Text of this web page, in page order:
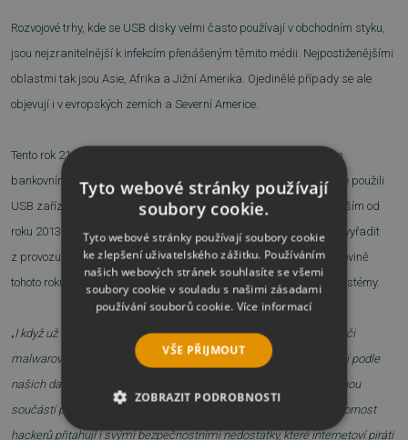
Rozvojové trhy, kde se USB disky velmi často používají v obchodním styku,
jsou nejzranitelnější k infekcím přenášeným těmito médii. Nejpostiženějšími
oblastmi tak jsou Asie, Afrika a Jižní Amerika. Ojedinělé případy se ale
objevují i v evropských zemích a Severní Americe.
Tento rok 21. srpna odborníci Kaspersky Lab informovali o novém
bankovním malwaru Dark Tequila, k jehož šíření kyberzločinci také použili
USB zařízení. Tato hrozba útočila na uživatele v Mexiku přinejmenším od
roku 2013. Malé USB disky podle jiného alarmující zjištění dokáží vyřadit
z provozu celé výrobní linky v průmyslových podnicích. V první polovině
tohoto roku totiž přispěly k šíření 8 % útoků na průmyslové řídicí systémy.
„I když už v současnosti nejsou USB disky tak efektivními přenašeči
malwarových infekcí jako tomu bývalo ještě před pár lety, zůstávají podle
našich dat i nadále významným hráčem. Nejen, že jsou stále běžnou
součástí pracovních aktivit mnoha společností a institucí, ale pozornost
hackerů přitahují i svými bezpečnostními nedostatky, které internetoví piráti
Tyto webové stránky používají
soubory cookie.
Tyto webové stránky používají soubory cookie
ke zlepšení uživatelského zážitku. Používáním
našich webových stránek souhlasíte se všemi
soubory cookie v souladu s našimi zásadami
používání souborů cookie. Více informací
VŠE PŘIJMOUT
ZOBRAZIT PODROBNOSTI